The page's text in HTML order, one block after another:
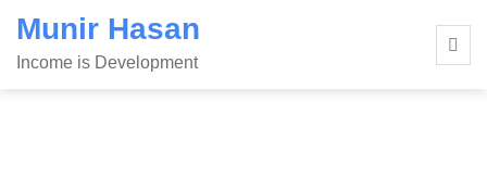
SkipMunir Hasan
Income is Development